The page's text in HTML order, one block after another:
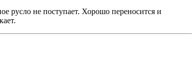
русло не поступает. Хорошо переносится и